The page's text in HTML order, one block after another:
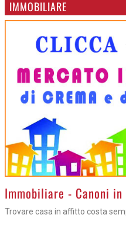
IMMOBILIARE
>Immobiliare - Canoni in
Trovare casa in affitto costa